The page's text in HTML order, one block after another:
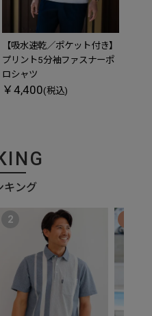
【吸水速乾／ポケット付き】
プリント5分袖ファスナーポ
ロシャツ
￥4,400(税込)
キング